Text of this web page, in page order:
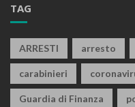
TAG
ARRESTI arresto
carabinieri
Guardia di Finanza